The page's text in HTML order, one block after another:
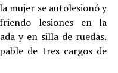
mujer se autolesionó y
lesiones en la
y en silla de ruedas.
de tres cargos de